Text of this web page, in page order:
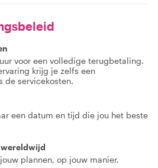
voor een volledige terugbetaling.
krijg je zelfs een
de servicekosten.
een datum en tijd die jou het beste
plannen, op jouw manier.